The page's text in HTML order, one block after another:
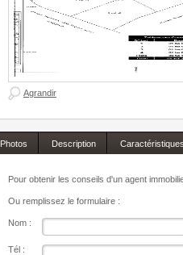
Agrandir
Photos Description
Pour obtenir les conseils d'un agent
Ou remplissez le formulaire :
Nom :
Tél :